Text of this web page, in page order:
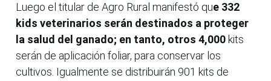
Luego el titular de Agro Rural manifestó que 332
kids veterinarios serán destinados a proteger
la salud del ganado; en tanto, otros 4,000 kits
serán de aplicación foliar, para conservar los
cultivos. Igualmente se distribuirán 901 kits de